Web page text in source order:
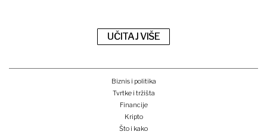
UČITAJ VIŠE
Biznis i politika
Tvrtke i tržišta
Financije
Kripto
Što i kako